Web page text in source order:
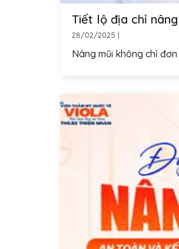
Tiết lộ địa chỉ
28/02/2025 |
Nâng mũi không chỉ